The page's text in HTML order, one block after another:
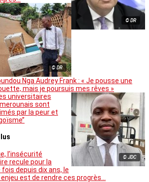
© DR
© DR
Nga Audrey Frank : « Je pousse une
mais je poursuis mes rêves »
© JDC
universitaires
sont
par la peur et
l’insécurité
recule pour la
depuis dix ans, le
est de rendre ces progrès…